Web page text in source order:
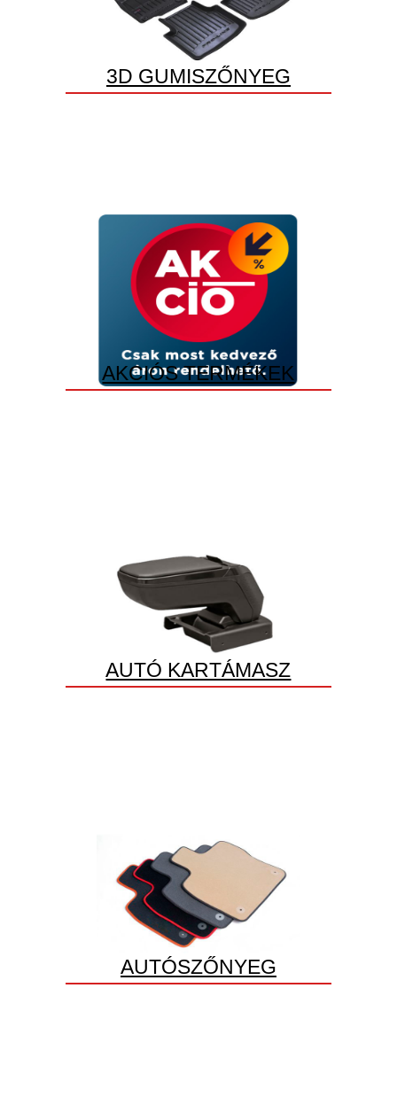
3D GUMISZŐNYEG
AKCIÓS TERMÉKEK
AUTÓ KARTÁMASZ
AUTÓSZŐNYEG